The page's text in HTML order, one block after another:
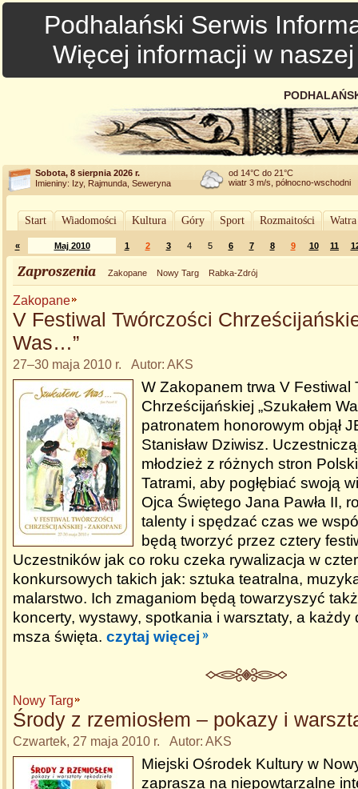
Podhalański Serwis
Więcej informacji w
Sobota, 8 sierpnia 2026 r.
Imieniny: Izy, Rajmunda, Seweryna
od 14°C do 21°C
wiatr 3 m/s, północno-wschodni
Start Wiadomości Kultura Góry Sport Rozmaitości
« Maj 2010 1 2 3 4 5 6 7 8 9 10 11
Zaproszenia Zakopane Nowy Targ Rabka-Zdrój
Zakopane
V Festiwal Twórczości
Was…”
27–30 maja 2010 r. Autor: AKS
W Zakopanem trwa V Festiwal
Chrześcijańskiej „Szukałem
patronatem honorowym objął
Stanisław Dziwisz.
młodzież z różnych stron
Tatrami, aby pogłębiać swoją
Ojca Świętego Jana Pawła II,
talenty i spędzać czas we
będą tworzyć przez cztery
Uczestników jak co roku czeka rywalizacja w
konkursowych takich jak: sztuka teatralna,
malarstwo. Ich zmaganiom będą towarzyszyć
koncerty, wystawy, spotkania i warsztaty, a
msza święta. czytaj więcej
Nowy Targ
Środy z rzemiosłem – pokazy i
Czwartek, 27 maja 2010 r. Autor: AKS
Miejski Ośrodek Kultury w
zaprasza na niepowtarzalne